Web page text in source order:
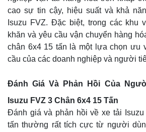
cao sự tin cậy, hiệu suất và khả
Isuzu FVZ. Đặc biệt, trong các khu
khăn và yêu cầu vận chuyển hàng
chân 6x4 15 tấn là một lựa chọn ưu
cầu của các doanh nghiệp và người
Đánh Giá Và Phản Hồi Của
Isuzu FVZ 3 Chân 6x4 15 Tấn
Đánh giá và phản hồi về xe tải
tấn thường rất tích cực từ người